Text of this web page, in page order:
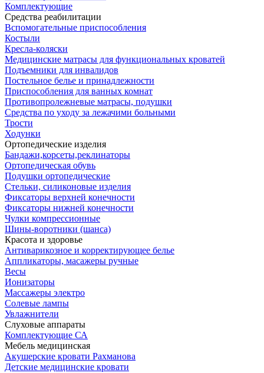
Комплектующие
Средства реабилитации
Вспомогательные приспособления
Костыли
Кресла-коляски
Медицинские матрасы для функциональных кроватей
Подъемники для инвалидов
Постельное белье и принадлежности
Приспособления для ванных комнат
Противопролежневые матрасы, подушки
Средства по уходу за лежачими больными
Трости
Ходунки
Ортопедические изделия
Бандажи,корсеты,реклинаторы
Ортопедическая обувь
Подушки ортопедические
Стельки, силиконовые изделия
Фиксаторы верхней конечности
Фиксаторы нижней конечности
Чулки компрессионные
Шины-воротники (шанса)
Красота и здоровье
Антиварикозное и корректирующее белье
Аппликаторы, масажеры ручные
Весы
Ионизаторы
Массажеры электро
Солевые лампы
Увлажнители
Слуховые аппараты
Комплектующие СА
Мебель медицинская
Акушерские кровати Рахманова
Детские медицинские кровати